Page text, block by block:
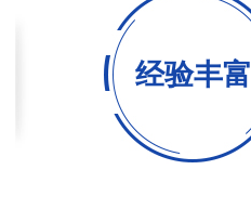
经验丰富